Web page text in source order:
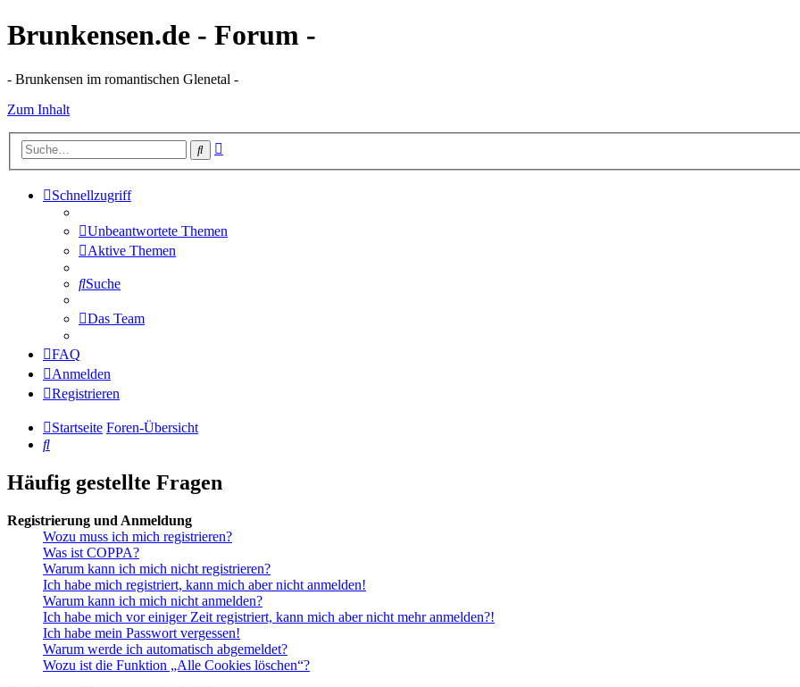
Brunkensen.de - Forum -
- Brunkensen im romantischen Glenetal -
Zum Inhalt
Suche
Schnellzugriff
Unbeantwortete Themen
Aktive Themen
Suche
Das Team
FAQ
Anmelden
Registrieren
Startseite Foren-Übersicht
Suche
Häufig gestellte Fragen
Registrierung und Anmeldung
Wozu muss ich mich registrieren?
Was ist COPPA?
Warum kann ich mich nicht registrieren?
Ich habe mich registriert, kann mich aber nicht anmelden!
Warum kann ich mich nicht anmelden?
Ich habe mich vor einiger Zeit registriert, kann mich aber nicht mehr anmelden?!
Ich habe mein Passwort vergessen!
Warum werde ich automatisch abgemeldet?
Wozu ist die Funktion „Alle Cookies löschen“?